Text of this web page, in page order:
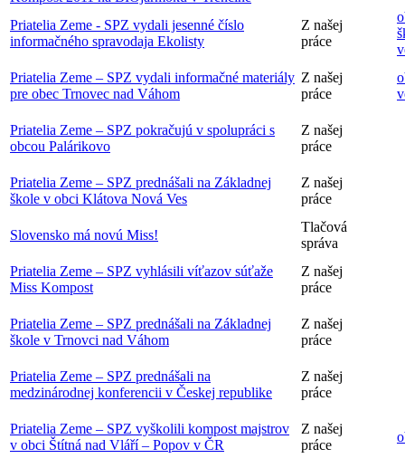
Priatelia Zeme - SPZ vydali jesenné číslo
informačného spravodaja Ekolisty
Z našej
práce
Priatelia Zeme – SPZ vydali informačné materiály
pre obec Trnovec nad Váhom
Z našej
práce
Priatelia Zeme – SPZ pokračujú v spolupráci s
obcou Palárikovo
Z našej
práce
Priatelia Zeme – SPZ prednášali na Základnej
škole v obci Klátova Nová Ves
Z našej
práce
Slovensko má novú Miss!
Tlačová
správa
Priatelia Zeme – SPZ vyhlásili víťazov súťaže
Miss Kompost
Z našej
práce
Priatelia Zeme – SPZ prednášali na Základnej
škole v Trnovci nad Váhom
Z našej
práce
Priatelia Zeme – SPZ prednášali na
medzinárodnej konferencii v Českej republike
Z našej
práce
Priatelia Zeme – SPZ vyškolili kompost majstrov
v obci Štítná nad Vláří – Popov v ČR
Z našej
práce